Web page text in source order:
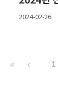
2024-02-26
1